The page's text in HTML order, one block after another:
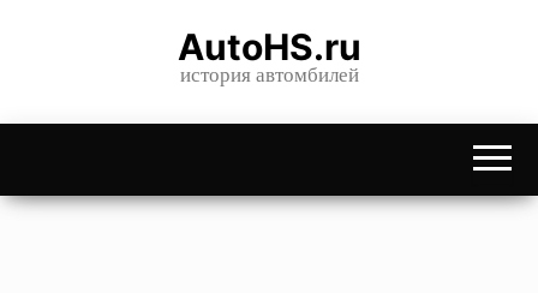
content
AutoHS.ru
история автомбилей